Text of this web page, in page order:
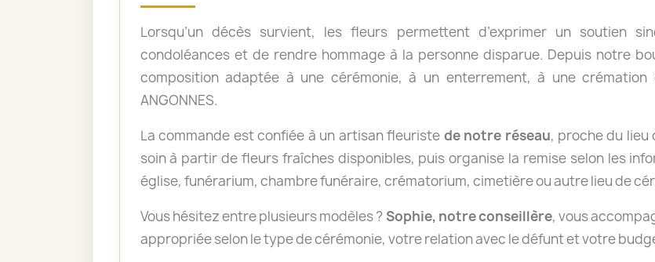
Lorsqu’un décès survient, les fleurs permettent d’exprimer un soutien
condoléances et de rendre hommage à la personne disparue. Depuis notre
composition adaptée à une cérémonie, à un enterrement, à une crémation
ANGONNES.
La commande est confiée à un artisan fleuriste de notre réseau, proche du lieu
soin à partir de fleurs fraîches disponibles, puis organise la remise selon les
église, funérarium, chambre funéraire, crématorium, cimetière ou autre lieu de
Vous hésitez entre plusieurs modèles ? Sophie, notre conseillère, vous
appropriée selon le type de cérémonie, votre relation avec le défunt et votre